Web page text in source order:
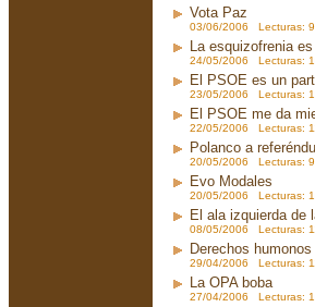
Vota Paz
03/06/2006 Lecturas:
La esquizofrenia
24/05/2006 Lecturas:
El PSOE es un
23/05/2006 Lecturas:
El PSOE me da
22/05/2006 Lecturas:
Polanco a
20/05/2006 Lecturas:
Evo Modales
20/05/2006 Lecturas:
El ala izquierda de
08/05/2006 Lecturas:
Derechos humonos
29/04/2006 Lecturas:
La OPA boba
27/04/2006 Lecturas: